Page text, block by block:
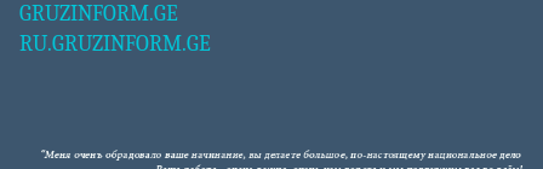
GRUZINFORM.GE
RU.GRUZINFORM.GE